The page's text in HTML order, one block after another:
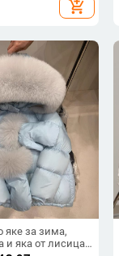
add_shopping_cart
яке за зима,
и яка от лисица,